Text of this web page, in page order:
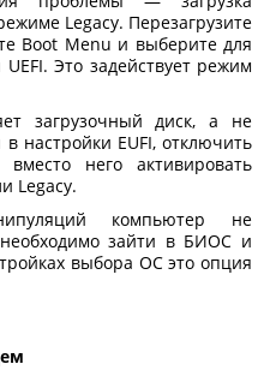
Legacy. Перезагрузите
Boot Menu и выберите для
Это задействует режим
загрузочный диск, а не
настройки EUFI, отключить
него активировать
Legacy.
компьютер не
зайти в БИОС и
выбора ОС это опция